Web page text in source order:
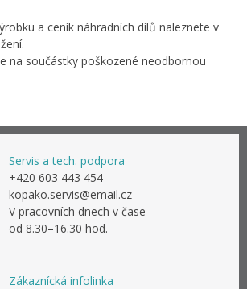
a ceník náhradních dílů naleznete v
na součástky poškozené neodbornou
Servis a tech. podpora
+420 603 443 454
kopako.servis@email.cz
V pracovních dnech v čase
od 8.30–16.30 hod.
Zákaznícká infolinka